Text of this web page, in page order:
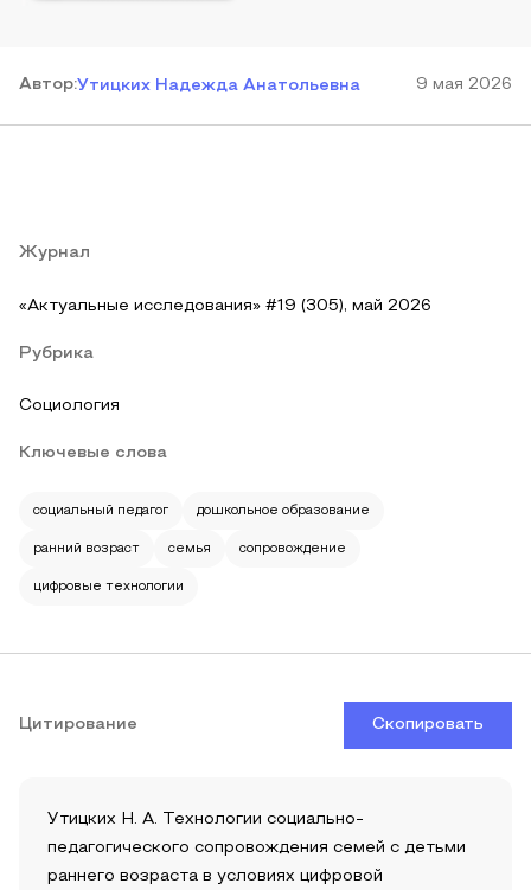
Автор:Утицких Надежда Анатольевна 9 мая 2026
Журнал
«Актуальные исследования» #19 (305), май 2026
Рубрика
Социология
Ключевые слова
социальный педагог дошкольное образование
ранний возраст семья сопровождение
цифровые технологии
Цитирование Скопировать
Утицких Н. А. Технологии социально-
педагогического сопровождения семей с детьми
раннего возраста в условиях цифровой